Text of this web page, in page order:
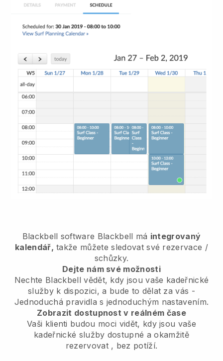
Blackbell software Blackbell má integrovaný
kalendář, takže můžete sledovat své rezervace /
schůzky.
Dejte nám své možnosti
Nechte Blackbell vědět, kdy jsou vaše kadeřnické
služby k dispozici, a bude to dělat za vás -
Jednoduchá pravidla s jednoduchým nastavením.
Zobrazit dostupnost v reálném čase
Vaši klienti budou moci vidět, kdy jsou vaše
kadeřnické služby dostupné a okamžitě
rezervovat, bez potíží.